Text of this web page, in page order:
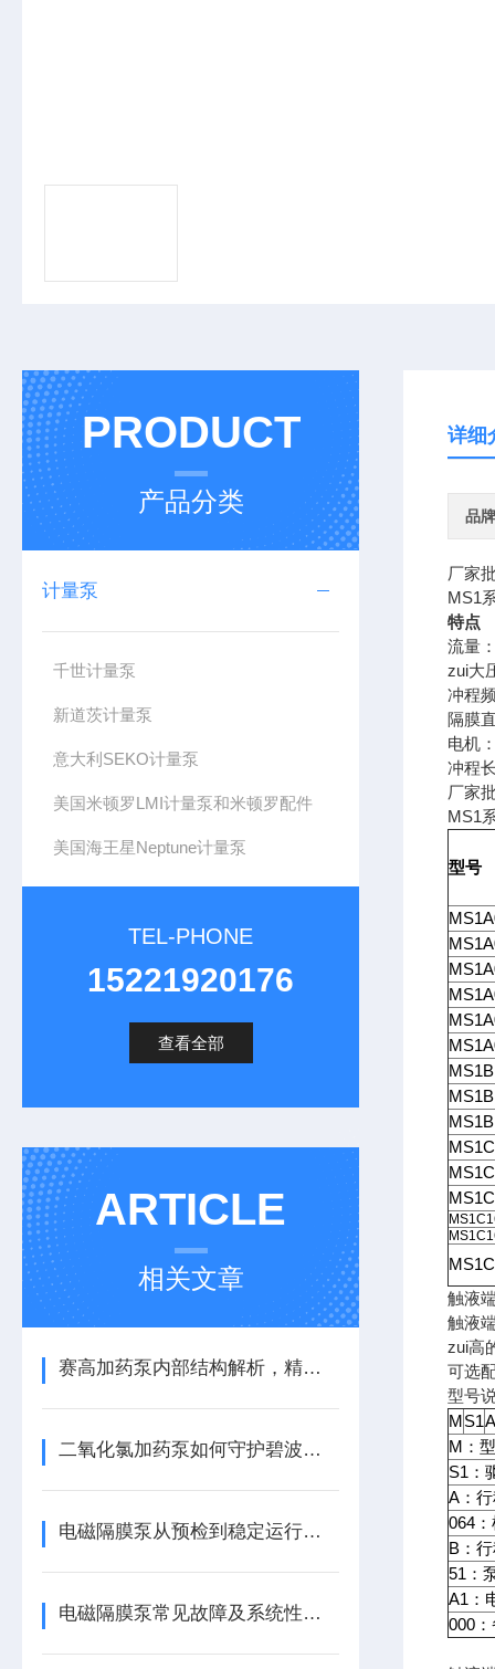
PRODUCT
产品分类
计量泵
千世计量泵
新道茨计量泵
意大利SEKO计量泵
美国米顿罗LMI计量泵和米顿罗配件
美国海王星Neptune计量泵
TEL-PHONE
15221920176
查看全部
ARTICLE
相关文章
赛高加药泵内部结构解析，精准计量的机械心脏
二氧化氯加药泵如何守护碧波安全
电磁隔膜泵从预检到稳定运行的五步核心法
电磁隔膜泵常见故障及系统性解决方案
详细
品牌
厂家
MS1
特点
流量
zui大
冲程
隔膜
电机
冲程
厂家
MS1
型号
触液
触液
zui高
可选
型号
MS1A
M：
S1：
A：
064
B：
51：
A1：
000